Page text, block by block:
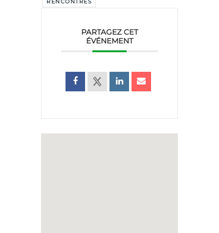
PARTAGEZ CET
ÉVÉNEMENT